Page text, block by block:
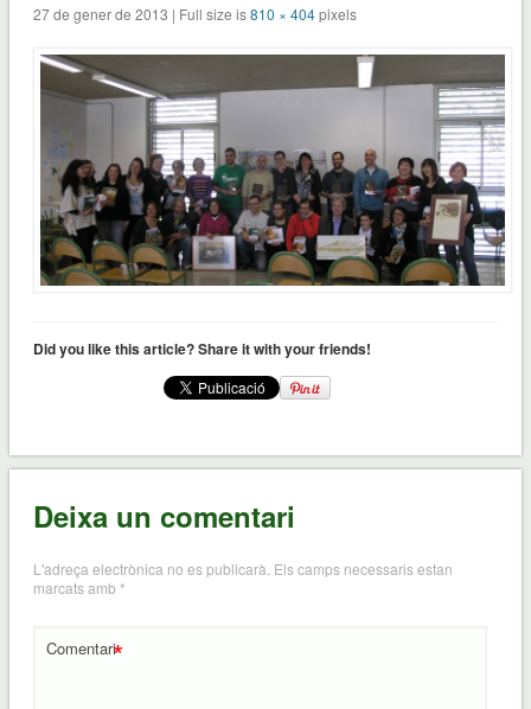
27 de gener de 2013 | Full size is810 × 404pixels
Did you like this article? Share it with your friends!
Deixa un comentari
L'adreça electrònica no es publicarà. Els camps necessaris estan
marcats amb *
Comentari*